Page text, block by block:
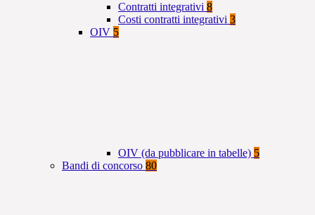
Contratti integrativi 8
Costi contratti integrativi 3
OIV 5
OIV (da pubblicare in tabelle) 5
Bandi di concorso 80